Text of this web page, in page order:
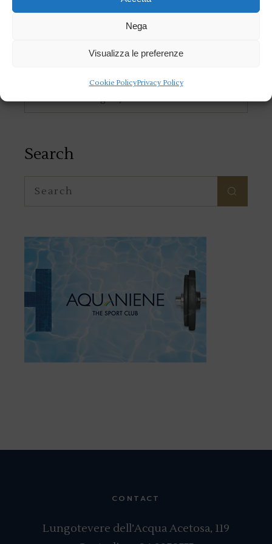
Nega
Visualizza le preferenze
Cookie PolicyPrivacy Policy
Category
Search
for:
CONTACT
Lungotevere dell’Acqua Acetosa, 119